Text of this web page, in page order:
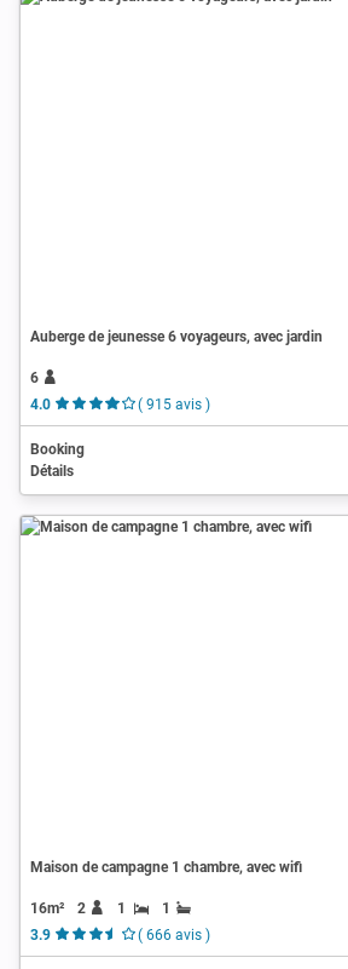
Auberge de jeunesse 6 voyageurs, avec jardin
6
4.0
( 915 avis )
Booking
Détails
Maison de campagne 1 chambre, avec wifi
16m² 2 1
1
3.9
( 666 avis )